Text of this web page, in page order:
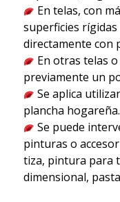
En telas, con
superficies rígidas
directamente con
En otras telas
previamente un
Se aplica
plancha hogareña.
Se puede
pinturas o
tiza, pintura para
dimensional,